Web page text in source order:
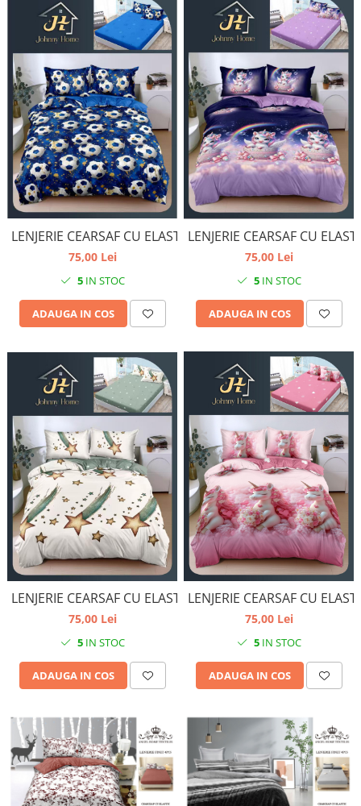
LENJERIE CEARSAF CU ELASTIC
75,00 Lei
5IN STOC
ADAUGA IN COS
LENJERIE CEARSAF CU
75,00 Lei
5IN STOC
ADAUGA IN COS
LENJERIE CEARSAF CU ELASTIC
75,00 Lei
5IN STOC
ADAUGA IN COS
LENJERIE CEARSAF CU
75,00 Lei
5IN STOC
ADAUGA IN COS